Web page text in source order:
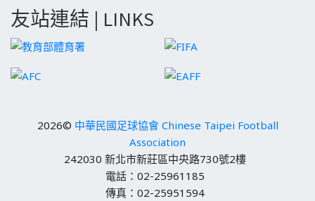
友站連結 | LINKS
2026© 中華民國足球協會 Chinese Taipei Football
Association
242030 新北市新莊區中央路730號2樓
電話：02-25961185
傳真：02-25951594